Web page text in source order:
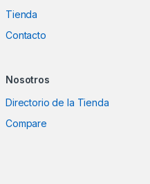
Tienda
Contacto
Nosotros
Directorio de la Tienda
Compare